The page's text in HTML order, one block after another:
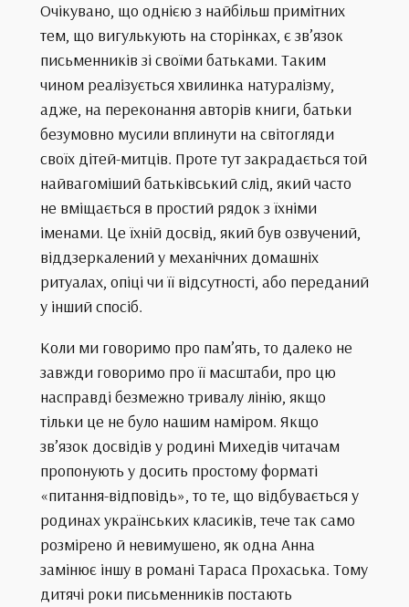
Очікувано, що однією з найбільш примітних
тем, що вигулькують на сторінках, є зв’язок
письменників зі своїми батьками. Таким
чином реалізується хвилинка натуралізму,
адже, на переконання авторів книги, батьки
безумовно мусили вплинути на світогляди
своїх дітей-митців. Проте тут закрадається той
найвагоміший батьківський слід, який часто
не вміщається в простий рядок з їхніми
іменами. Це їхній досвід, який був озвучений,
віддзеркалений у механічних домашніх
ритуалах, опіці чи її відсутності, або переданий
у інший спосіб.
Коли ми говоримо про пам’ять, то далеко не
завжди говоримо про її масштаби, про цю
насправді безмежно тривалу лінію, якщо
тільки це не було нашим наміром. Якщо
зв’язок досвідів у родині Михедів читачам
пропонують у досить простому форматі
«питання-відповідь», то те, що відбувається у
родинах українських класиків, тече так само
розмірено й невимушено, як одна Анна
замінює іншу в романі Тараса Прохаська. Тому
дитячі роки письменників постають